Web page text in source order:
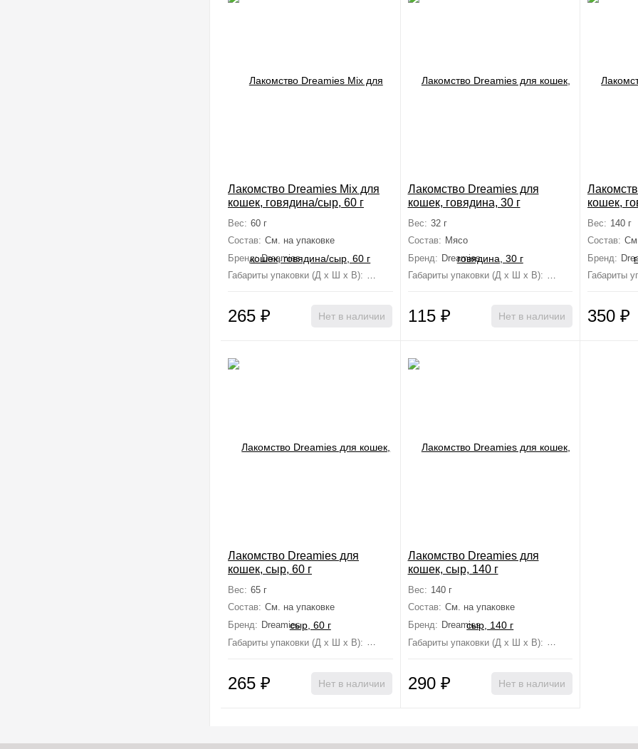
Лакомство Dreamies Mix для
кошек, говядина/сыр, 60 г
Вес: 60 г
Состав: См. на упаковке
Бренд: Dreamies
Габариты упаковки (Д х Ш х В): 17 см×10.5 см×2 см
265 ₽ Нет в наличии
Лакомство Dreamies для
кошек, говядина, 30 г
Вес: 32 г
Состав: Мясо
Бренд: Dreamies
Габариты упаковки (Д х Ш х В): 2 см×9 см×14 см
115 ₽ Нет в наличии
кошек,
Вес: 140 г
Состав:
Бренд:
Габариты
350 ₽
Лакомство Dreamies для
кошек, сыр, 60 г
Вес: 65 г
Состав: См. на упаковке
Бренд: Dreamies
Габариты упаковки (Д х Ш х В): 17 см×10.5 см×2 см
265 ₽ Нет в наличии
Лакомство Dreamies для
кошек, сыр, 140 г
Вес: 140 г
Состав: См. на упаковке
Бренд: Dreamies
Габариты упаковки (Д х Ш х В): 4 см×16 см×21.5 см
290 ₽ Нет в наличии